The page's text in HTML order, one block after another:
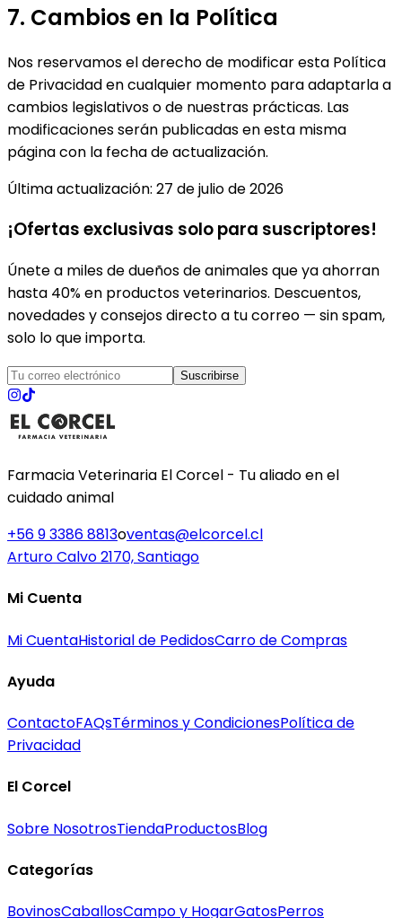
7. Cambios en la Política
Nos reservamos el derecho de modificar esta Política
de Privacidad en cualquier momento para adaptarla a
cambios legislativos o de nuestras prácticas. Las
modificaciones serán publicadas en esta misma
página con la fecha de actualización.
Última actualización: 27 de julio de 2026
¡Ofertas exclusivas solo para suscriptores!
Únete a miles de dueños de animales que ya ahorran
hasta 40% en productos veterinarios. Descuentos,
novedades y consejos directo a tu correo — sin spam,
solo lo que importa.
Suscribirse
Farmacia Veterinaria El Corcel - Tu aliado en el
cuidado animal
+56 9 3386 8813oventas@elcorcel.cl
Arturo Calvo 2170, Santiago
Mi Cuenta
Mi CuentaHistorial de PedidosCarro de Compras
Ayuda
ContactoFAQsTérminos y CondicionesPolítica de
Privacidad
El Corcel
Sobre NosotrosTiendaProductosBlog
Categorías
BovinosCaballosCampo y HogarGatosPerros